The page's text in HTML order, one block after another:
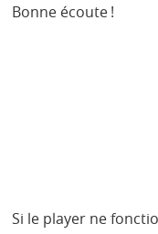
Bonne écoute !
Si le player ne